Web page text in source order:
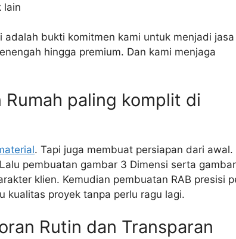
lain
bukti komitmen kami untuk menjadi jasa
hingga premium. Dan kami menjaga
paling komplit di
. Tapi juga membuat persiapan dari awal.
pembuatan gambar 3 Dimensi serta gambar
klien. Kemudian pembuatan RAB presisi
kualitas proyek tanpa perlu ragu lagi.
Rutin dan Transparan